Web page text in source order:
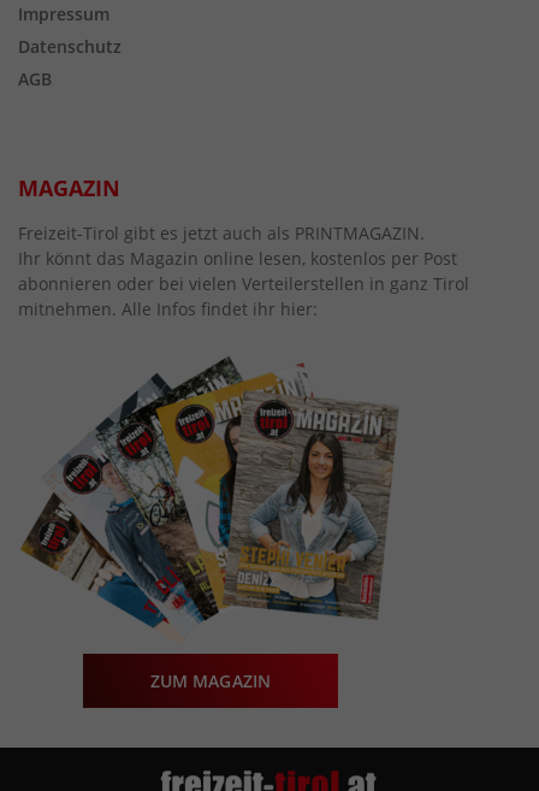
Impressum
Datenschutz
AGB
MAGAZIN
Freizeit-Tirol gibt es jetzt auch als PRINTMAGAZIN.
Ihr könnt das Magazin online lesen, kostenlos per Post
abonnieren oder bei vielen Verteilerstellen in ganz Tirol
mitnehmen. Alle Infos findet ihr hier:
ZUM MAGAZIN